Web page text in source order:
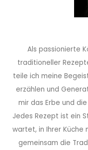
Als passionierte
traditioneller
teile ich meine
erzählen und
mir das Erbe und
Jedes Rezept ist ein
wartet, in Ihrer Küche
gemeinsam die